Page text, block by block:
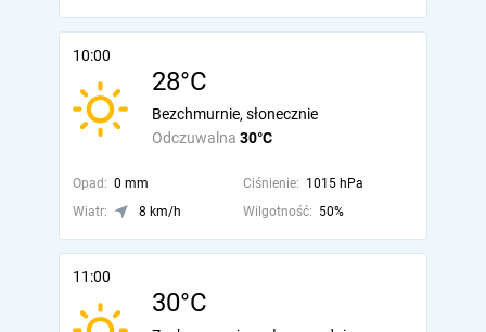
10:00
28°C
Odczuwalna 30°C
Bezchmurnie, słonecznie
Opad: 0 mm Ciśnienie: 1015 hPa
Wiatr:
8 km/h Wilgotność: 50%
11:00
30°C